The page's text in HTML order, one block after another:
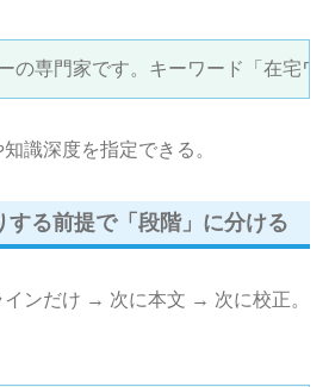
の専門家です。キーワード「在宅
識深度を指定できる。
する前提で「段階」に分ける
インだけ → 次に本文 → 次に校正。